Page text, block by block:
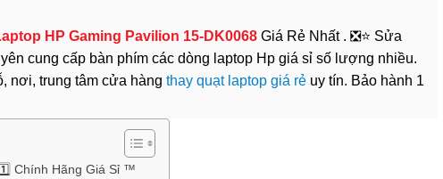
HP Gaming Pavilion 15-DK0068 Giá Rẻ Nhất . ❎⭐ Sửa
cung cấp bàn phím các dòng laptop Hp giá sỉ số lượng nhiều.
nơi, trung tâm cửa hàng thay quạt laptop giá rẻ uy tín. Bảo hành 1
Chính Hãng Giá Sỉ ™